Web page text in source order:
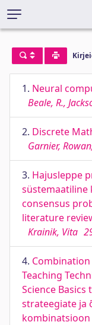
1. Neural
Beale, R.,
2. Discrete
Garnier,
3. Hajusleppe
süstemaatiline
consensus
literature
Krainik, Vita
4.
Teaching
Science Basics
strateegiate ja